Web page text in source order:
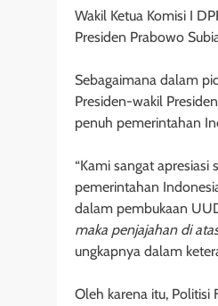
Wakil Ketua Komisi I
Presiden Prabowo
Sebagaimana dalam
Presiden-wakil
penuh pemerintahan
“Kami sangat
pemerintahan
dalam pembukaan
maka penjajahan di
ungkapnya dalam
Oleh karena itu, Politisi